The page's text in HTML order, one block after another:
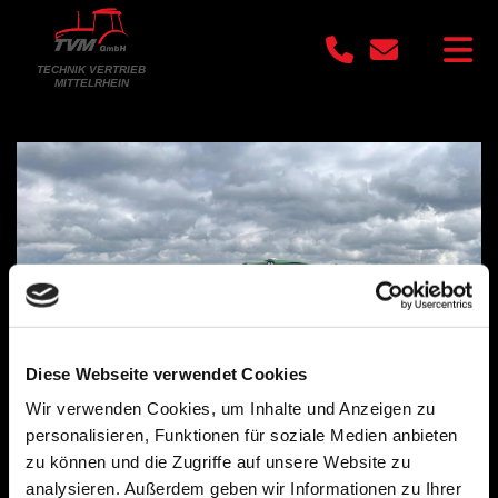
Diese Webseite verwendet Cookies
Wir verwenden Cookies, um Inhalte und Anzeigen zu
personalisieren, Funktionen für soziale Medien anbieten
zu können und die Zugriffe auf unsere Website zu
analysieren. Außerdem geben wir Informationen zu Ihrer
TECHNIK VERTRIEB
MITTELRHEIN